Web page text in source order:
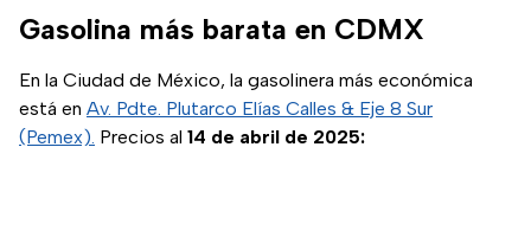
Gasolina más barata en CDMX
En la Ciudad de México, la gasolinera más económica
está en Av. Pdte. Plutarco Elías Calles & Eje 8 Sur
(Pemex). Precios al 14 de abril de 2025: